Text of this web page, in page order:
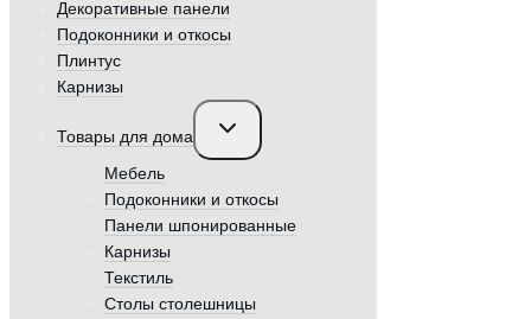
Декоративные панели
Подоконники и откосы
Плинтус
Карнизы
Товары для дома
Переключить
дочернее
Мебель
Подоконники и откосы
Панели шпонированные
Карнизы
Текстиль
Столы столешницы